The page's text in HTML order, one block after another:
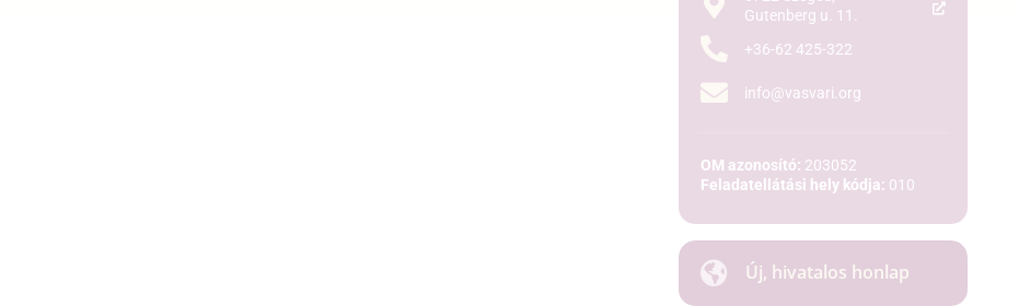
Gutenberg u. 11.
+36-62 425-322
info@vasvari.org
OM azonosító: 203052
Feladatellátási hely kódja: 010
Új, hivatalos honlap